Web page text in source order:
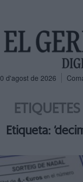
d'agost de 2026
ETIQUETES
Etiqueta: